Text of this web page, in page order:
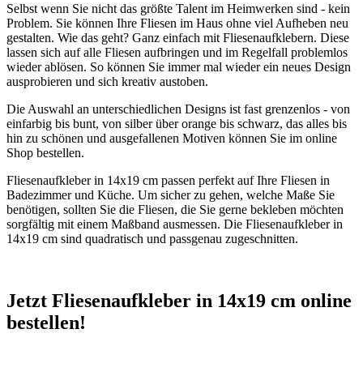
Selbst wenn Sie nicht das größte Talent im Heimwerken sind - kein
Problem. Sie können Ihre Fliesen im Haus ohne viel Aufheben neu
gestalten. Wie das geht? Ganz einfach mit Fliesenaufklebern. Diese
lassen sich auf alle Fliesen aufbringen und im Regelfall problemlos
wieder ablösen. So können Sie immer mal wieder ein neues Design
ausprobieren und sich kreativ austoben.
Die Auswahl an unterschiedlichen Designs ist fast grenzenlos - von
einfarbig bis bunt, von silber über orange bis schwarz, das alles bis
hin zu schönen und ausgefallenen Motiven können Sie im online
Shop bestellen.
Fliesenaufkleber in 14x19 cm passen perfekt auf Ihre Fliesen in
Badezimmer und Küche. Um sicher zu gehen, welche Maße Sie
benötigen, sollten Sie die Fliesen, die Sie gerne bekleben möchten
sorgfältig mit einem Maßband ausmessen. Die Fliesenaufkleber in
14x19 cm sind quadratisch und passgenau zugeschnitten.
Jetzt Fliesenaufkleber in 14x19 cm online
bestellen!